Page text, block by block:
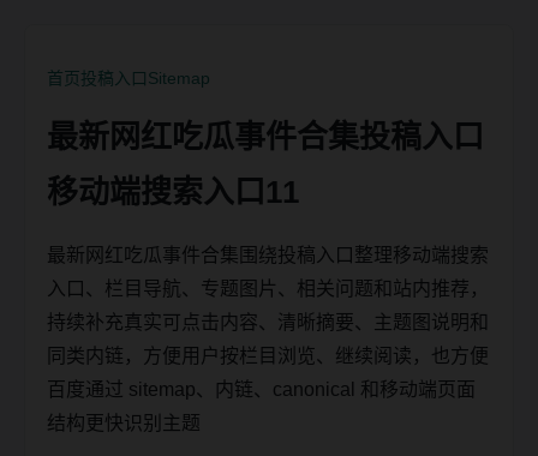
首页投稿入口Sitemap
最新网红吃瓜事件合集投稿入口
移动端搜索入口11
最新网红吃瓜事件合集围绕投稿入口整理移动端搜索
入口、栏目导航、专题图片、相关问题和站内推荐，
持续补充真实可点击内容、清晰摘要、主题图说明和
同类内链，方便用户按栏目浏览、继续阅读，也方便
百度通过 sitemap、内链、canonical 和移动端页面
结构更快识别主题